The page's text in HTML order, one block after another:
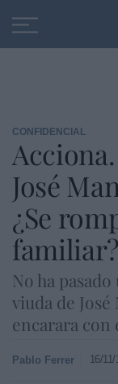
CONFIDENCIAL
José
¿Se
familiar?
No ha
viuda de
encarara con
Pablo Ferrer 16/